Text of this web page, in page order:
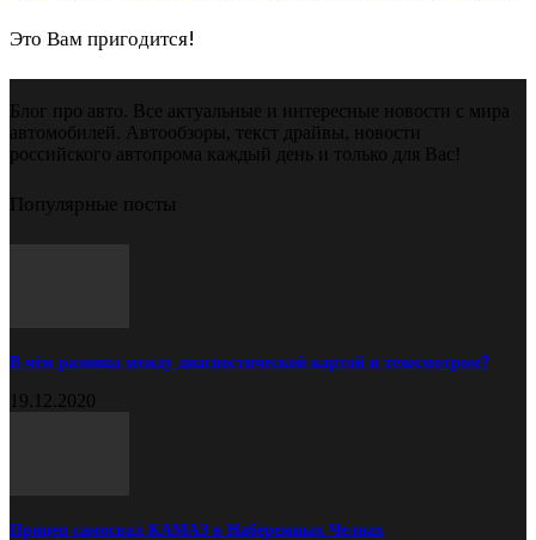
Это Вам пригодится!
Блог про авто. Все актуальные и интересные новости с мира
автомобилей. Автообзоры, текст драйвы, новости
российского автопрома каждый день и только для Вас!
Популярные посты
В чём разница между диагностической картой и техосмотром?
19.12.2020
Прицеп самосвал КАМАЗ в Набережных Челнах